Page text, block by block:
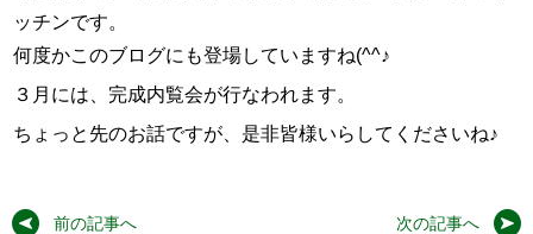
ッチンです。
何度かこのブログにも登場していますね(^^♪
３月には、完成内覧会が行なわれます。
ちょっと先のお話ですが、是非皆様いらしてくださいね♪
前の記事へ 次の記事へ